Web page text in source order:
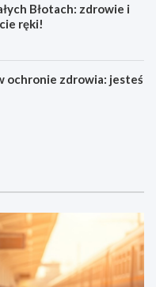
Błotach: zdrowie i
ręki!
ochronie zdrowia: jesteś